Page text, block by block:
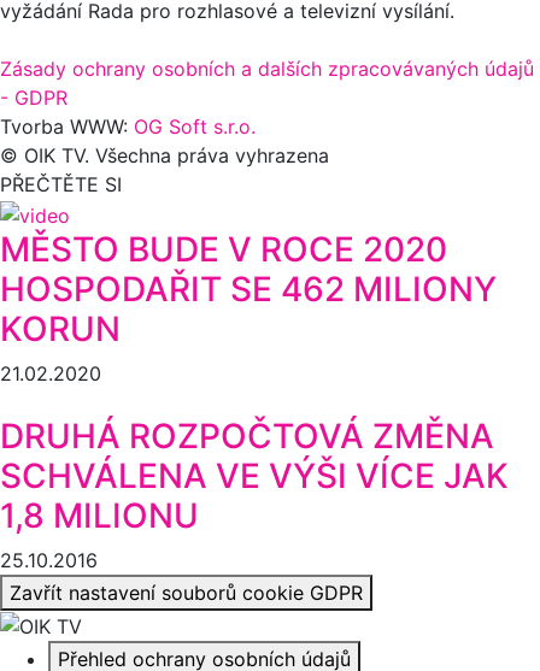
vyžádání Rada pro rozhlasové a televizní vysílání.
Zásady ochrany osobních a dalších zpracovávaných údajů
- GDPR
Tvorba WWW: OG Soft s.r.o.
© OIK TV. Všechna práva vyhrazena
PŘEČTĚTE SI
MĚSTO BUDE V ROCE 2020
HOSPODAŘIT SE 462 MILIONY
KORUN
21.02.2020
DRUHÁ ROZPOČTOVÁ ZMĚNA
SCHVÁLENA VE VÝŠI VÍCE JAK
1,8 MILIONU
25.10.2016
Zavřít nastavení souborů cookie GDPR
Přehled ochrany osobních údajů